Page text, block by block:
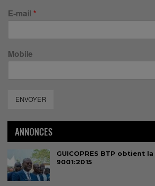
E-mail *
Mobile
ENVOYER
ANNONCES
GUICOPRES BTP obtient
9001:2015